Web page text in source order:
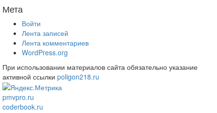
Мета
Войти
Лента записей
Лента комментариев
WordPress.org
При использовании материалов сайта обязательно указание
активной ссылки poligon218.ru
pmvpro.ru
coderbook.ru